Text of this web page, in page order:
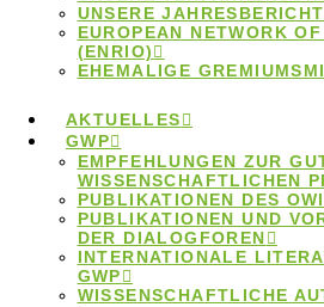
UNSERE
EUROPEAN NETWORK
(ENRIO)
EHEMALIGE
AKTUELLES
GWP
EMPFEHLUNGEN ZUR
WISSENSCHAFTLICHEN
PUBLIKATIONEN DES
PUBLIKATIONEN UND
DER DIALOGFOREN
INTERNATIONALE
GWP
WISSENSCHAFTLICHE
OBUA-
für